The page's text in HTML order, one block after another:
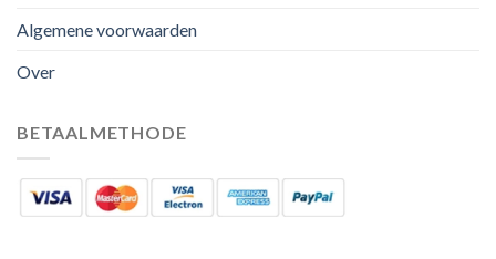
Algemene voorwaarden
Over
BETAALMETHODE